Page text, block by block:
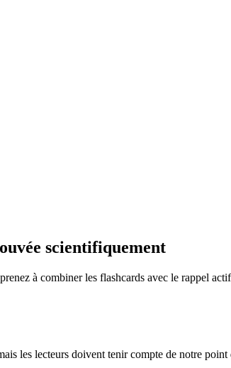
scientifiquement
à combiner les flashcards avec le rappel
les lecteurs doivent tenir compte de notre